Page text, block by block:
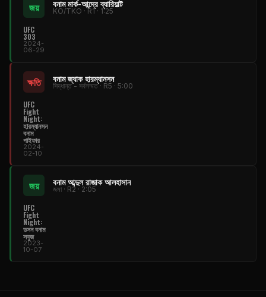
জয় বনাম মার্ক-আন্দ্রে ব্যারিয়াল্ট
KO/TKO · R1 · 1:25
UFC
303
2024-
06-29
ক্ষতি বনাম জ্যাক হারম্যানসন
সিদ্ধান্ত - সর্বসম্মত · R5 · 5:00
UFC
Fight
Night:
হারম্যানসন
বনাম
পাইফার
2024-
02-10
জয় বনাম আব্দুল রাজাক আলহাসান
জমা · R2 · 2:05
UFC
Fight
Night:
ডসন বনাম
সবুজ
2023-
10-07